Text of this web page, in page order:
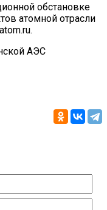
обстановке
атомной отрасли
АЭС